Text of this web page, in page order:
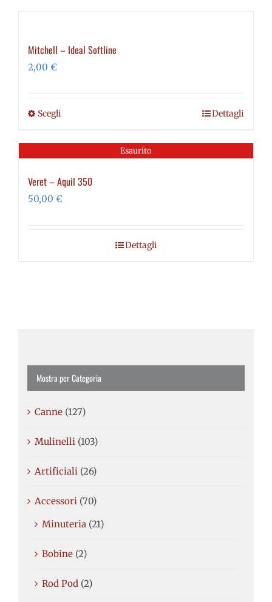
Mitchell – Ideal Softline
2,00 €
ScegliQuesto
varianti.
Le
Dettagli
Esaurito
Veret – Aquil 350
50,00 €
Dettagli
Mostra per Categoria
Canne (127)
Mulinelli (103)
Artificiali (26)
Accessori (70)
Minuteria (21)
Bobine (2)
Rod Pod (2)